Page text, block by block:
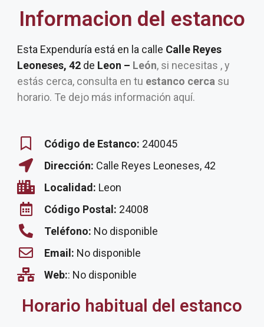
Informacion del estanco
Esta Expenduría está en la calle Calle Reyes
Leoneses, 42 de Leon – León, si necesitas , y
estás cerca, consulta en tu estanco cerca su
horario. Te dejo más información aquí.
Código de Estanco: 240045
Dirección: Calle Reyes Leoneses, 42
Localidad: Leon
Código Postal: 24008
Teléfono: No disponible
Email: No disponible
Web:: No disponible
Horario habitual del estanco